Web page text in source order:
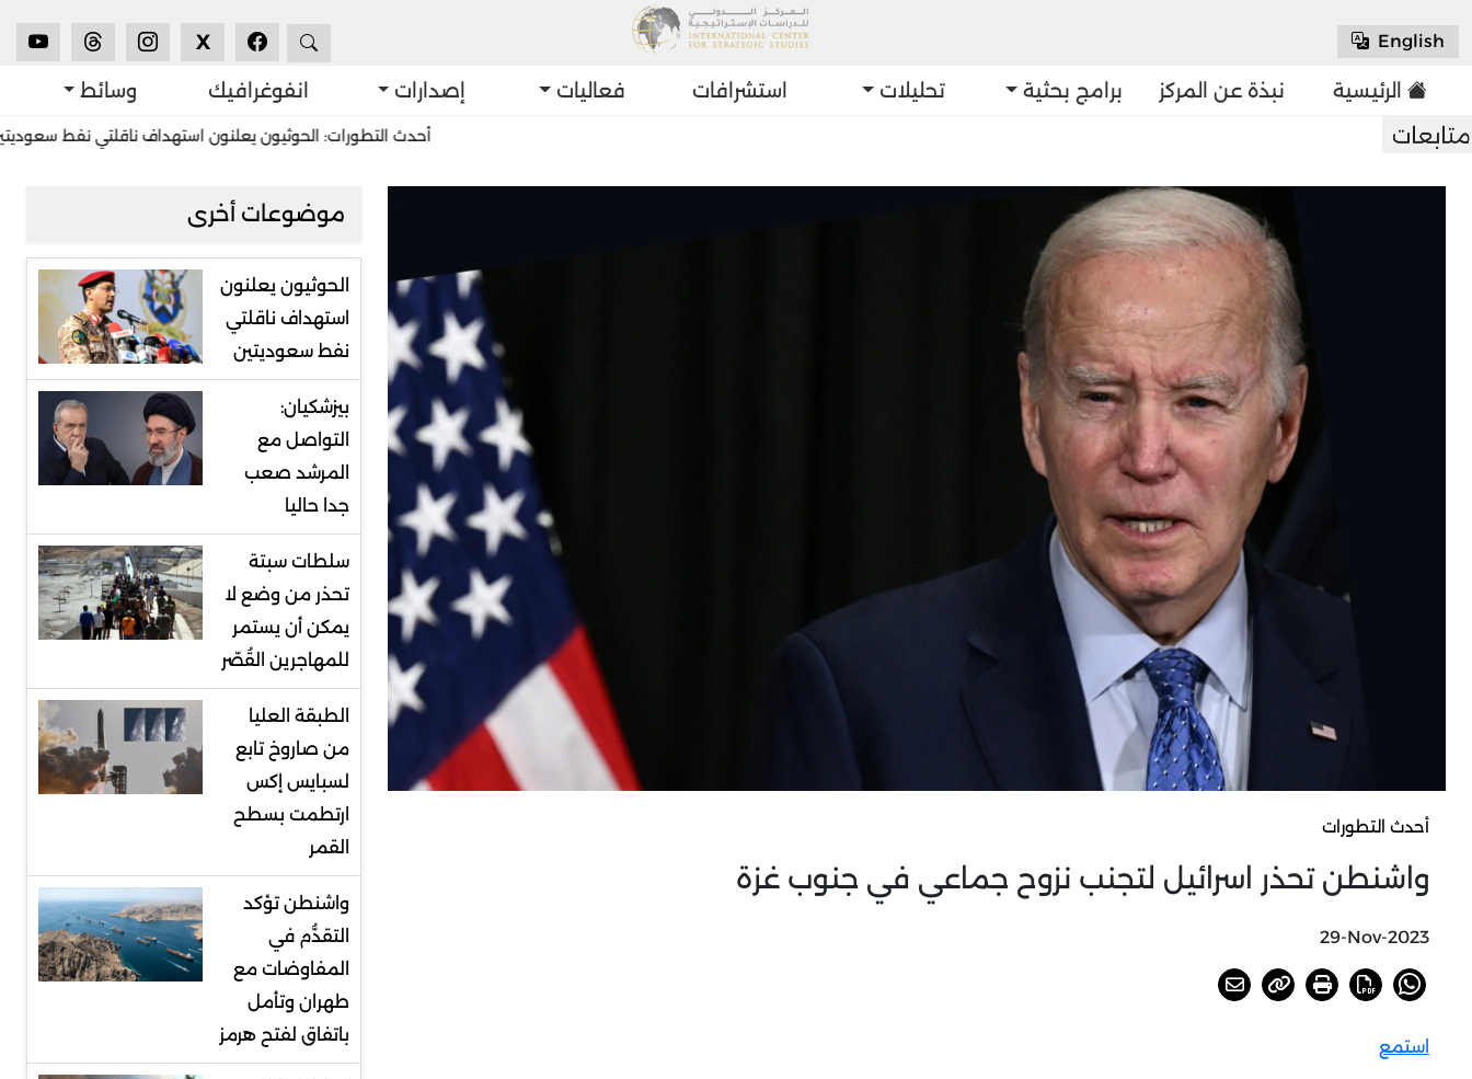
English
X
الرئيسية نبذة عن المركز برامج بحثية تحليلات استشرافات فعاليات إصدارات انفوغرافيك وسائط
أحدث التطورات: الحوثيون يعلنون استهداف ناقلتي نفط سعوديتين
أحدث التطورات
واشنطن تحذر اسرائيل لتجنب نزوح جماعي في جنوب غزة
29-Nov-2023
استمع
موضوعات أخرى
الحوثيون يعلنون
استهداف ناقلتي
نفط سعوديتين
بيزشكيان:
التواصل مع
المرشد صعب
جدا حاليا
سلطات سبتة
تحذر من وضع لا
يمكن أن يستمر
للمهاجرين القُصّر
الطبقة العليا
من صاروخ تابع
لسبايس إكس
ارتطمت بسطح
القمر
واشنطن تؤكد
التقدُّم في
المفاوضات مع
طهران وتأمل
باتفاق لفتح هرمز